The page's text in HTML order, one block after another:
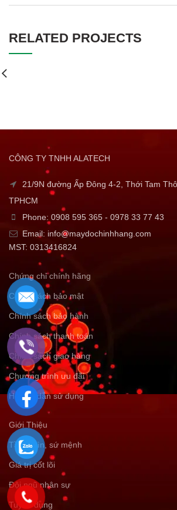
RELATED PROJECTS
CÔNG TY TNHH ALATECH
21/9N đường Ấp Đông 4-2, Thới Tam
TPHCM
Phone: 0908 595 365 - 0978 33 77 43
Email: info@maydochinhhang.com
MST: 0313416824
Chứng chỉ chính hãng
Chính sách bảo mật
Chính sách bảo hành
Chính sách thanh toán
Chính sách giao hàng
Chương trình ưu đãi
Hướng dẫn sử dụng
Giới Thiệu
Tầm nhìn, sứ mệnh
Giá trị cốt lõi
Đội ngũ nhân sự
Tuyển dụng